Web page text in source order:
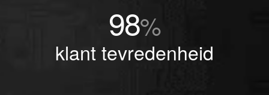
98%
klant tevredenheid